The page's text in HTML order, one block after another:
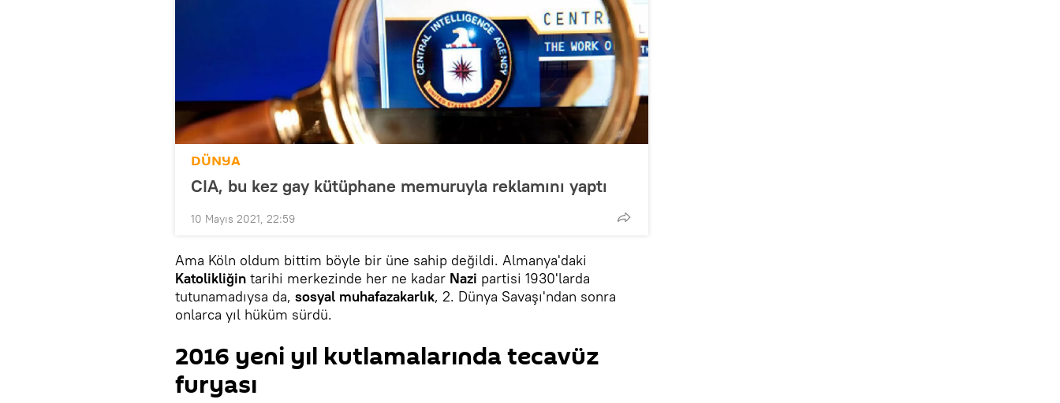
DÜNYA
CIA, bu kez gay kütüphane memuruyla reklamını yaptı
10 Mayıs 2021, 22:59
Ama Köln oldum bittim böyle bir üne sahip değildi. Almanya'daki
Katolikliğin tarihi merkezinde her ne kadar Nazi partisi 1930'larda
tutunamadıysa da, sosyal muhafazakarlık, 2. Dünya Savaşı'ndan sonra
onlarca yıl hüküm sürdü.
2016 yeni yıl kutlamalarında tecavüz
furyası